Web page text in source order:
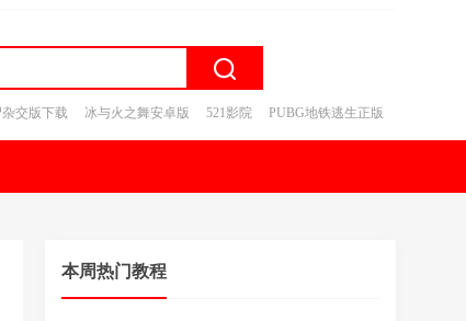
交版下载 冰与火之舞安卓版 521影院 PUBG地铁逃生正版
本周热门教程